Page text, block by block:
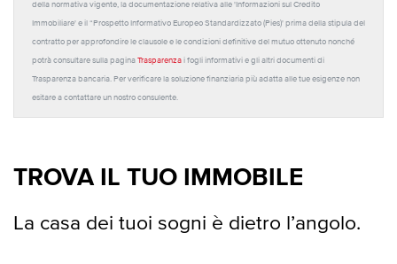
della normativa vigente, la documentazione relativa alle 'Informazioni sul Credito
Immobiliare' e il “Prospetto Informativo Europeo Standardizzato (Pies)' prima della stipula del
contratto per approfondire le clausole e le condizioni definitive del mutuo ottenuto nonché
potrà consultare sulla pagina Trasparenza i fogli informativi e gli altri documenti di
Trasparenza bancaria. Per verificare la soluzione finanziaria più adatta alle tue esigenze non
esitare a contattare un nostro consulente.
TROVA IL TUO IMMOBILE
La casa dei tuoi sogni è dietro l’angolo.